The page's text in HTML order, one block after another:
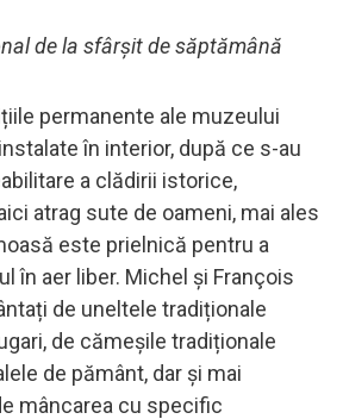
de la sfârșit de săptămână
permanente ale muzeului
în interior, după ce s-au
a clădirii istorice,
atrag sute de oameni, mai ales
este prielnică pentru a
în aer liber. Michel și François
de uneltele tradiționale
de cămeșile tradiționale
de pământ, dar și mai
mâncarea cu specific